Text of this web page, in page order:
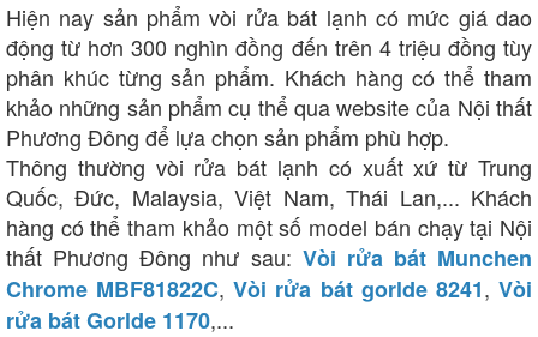
Hiện nay sản phẩm vòi rửa bát lạnh có mức giá dao
động từ hơn 300 nghìn đồng đến trên 4 triệu đồng tùy
phân khúc từng sản phẩm. Khách hàng có thể tham
khảo những sản phẩm cụ thể qua website của Nội thất
Phương Đông để lựa chọn sản phẩm phù hợp.
Thông thường vòi rửa bát lạnh có xuất xứ từ Trung
Quốc, Đức, Malaysia, Việt Nam, Thái Lan,... Khách
hàng có thể tham khảo một số model bán chạy tại Nội
thất Phương Đông như sau: Vòi rửa bát Munchen
Chrome MBF81822C,Vòi rửa bát gorlde 8241,Vòi
rửa bát Gorlde 1170,...